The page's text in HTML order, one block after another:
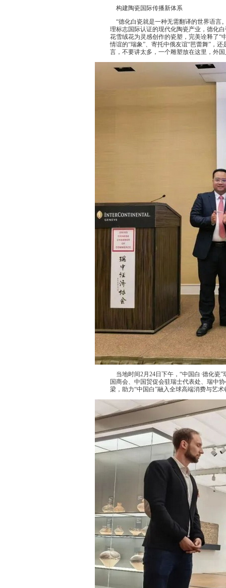
构建陶瓷国际传播新体系
“德化白瓷就是一种无需翻译的世界语言
理标志国际认证的现代化陶瓷产业，德化
花雪绒花为灵感创作的瓷塑，完美诠释了“
情谊的“瑞象”、寄托中俄友谊“芭蕾舞”，
言，不要讲太多，一个雕塑放在这里，外
当地时间2月24日下午，“中国白·德化瓷
国商会、中国贸促会驻瑞士代表处、瑞中
梁，助力“中国白”融入全球高端消费与艺术